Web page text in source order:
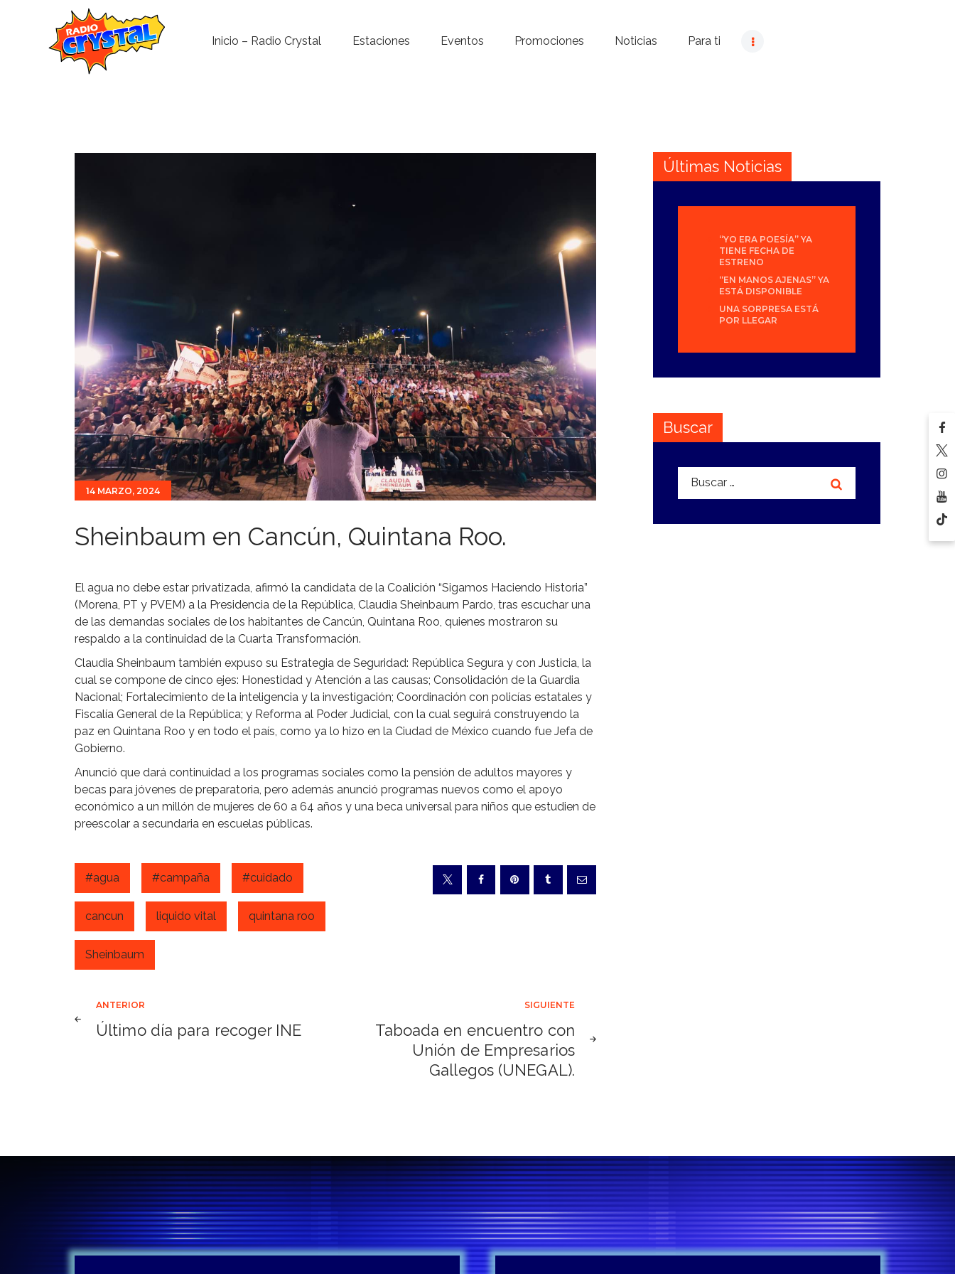
Inicio – Radio Crystal Estaciones Eventos Promociones Noticias Para ti
Para ti
14 MARZO, 2024
Sheinbaum en Cancún, Quintana Roo.
El agua no debe estar privatizada, afirmó la candidata de la Coalición “Sigamos Haciendo Historia”
(Morena, PT y PVEM) a la Presidencia de la República, Claudia Sheinbaum Pardo, tras escuchar una
de las demandas sociales de los habitantes de Cancún, Quintana Roo, quienes mostraron su
respaldo a la continuidad de la Cuarta Transformación.
Claudia Sheinbaum también expuso su Estrategia de Seguridad: República Segura y con Justicia, la
cual se compone de cinco ejes: Honestidad y Atención a las causas; Consolidación de la Guardia
Nacional; Fortalecimiento de la inteligencia y la investigación; Coordinación con policías estatales y
Fiscalía General de la República; y Reforma al Poder Judicial, con la cual seguirá construyendo la
paz en Quintana Roo y en todo el país, como ya lo hizo en la Ciudad de México cuando fue Jefa de
Gobierno.
Anunció que dará continuidad a los programas sociales como la pensión de adultos mayores y
becas para jóvenes de preparatoria, pero además anunció programas nuevos como el apoyo
económico a un millón de mujeres de 60 a 64 años y una beca universal para niños que estudien de
preescolar a secundaria en escuelas públicas.
#agua #campaña #cuidado
cancun liquido vital quintana roo
Sheinbaum
Navegación
ANTERIOR
Último día para recoger INE
SIGUIENTE
Taboada en encuentro con
Unión de Empresarios
Gallegos (UNEGAL).
Últimas Noticias
“YO ERA POESÍA” YA
TIENE FECHA DE
ESTRENO
“EN MANOS AJENAS” YA
ESTÁ DISPONIBLE
UNA SORPRESA ESTÁ
POR LLEGAR
Buscar
Buscar: